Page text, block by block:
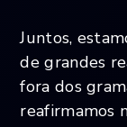
Juntos,
de grandes
fora dos
reafirmamos